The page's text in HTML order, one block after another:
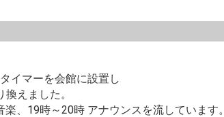
イマーを会館に設置し
えました。
、19時～20時 アナウンスを流しています。